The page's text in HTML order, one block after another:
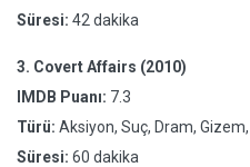
Süresi: 42 dakika
3. Covert Affairs (2010)
IMDB Puanı: 7.3
Türü: Aksiyon, Suç, Dram,
Süresi: 60 dakika